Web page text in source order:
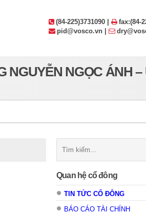
(84-225)3731090 |
fax:(84-
pid@vosco.vn |
NGUYỄN NGỌC ÁNH –
kiếm:
Quan hệ cổ đông
TIN TỨC CỔ ĐÔNG
BÁO CÁO TÀI CHÍNH